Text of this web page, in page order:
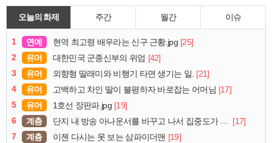
오늘의 화제 주간 월간 이슈
1 연예 현역 최고령 배우라는 신구 근황.jpg [25]
2
유머 대한민국 군종신부의 위엄 [42]
3
유머 외향형 딸래미와 비행기 타면 생기는 일. [21]
4
유머 고백하고 차인 딸이 불평하자 바로잡는 어머님 [17]
5
유머 1호선 장판파.jpg [19]
6
계층 단지 내 방송 아나운서를 바꾸고 나서 집중도가 확 올라갔다는 한 아파트의 안내방송
[17]
7
계층 이젠 다시는 못 보는 삼파이더맨 [19]